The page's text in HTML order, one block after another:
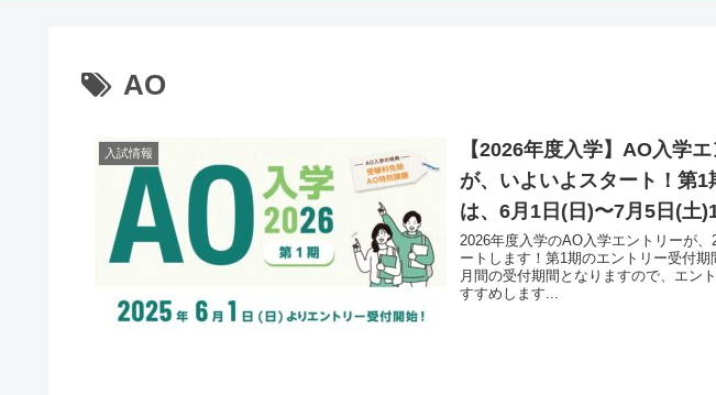
AO
入試情報
【2026年度入学】AO入学
が、いよいよスタート！第
は、6月1日(日)〜7月5日(土
2026年度入学のAO入学エントリーが
ートします！第1期のエントリー受付
月間の受付期間となりますので、エン
すすめします...